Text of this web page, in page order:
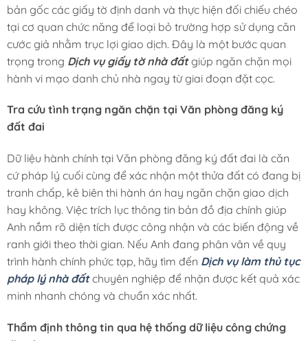
bản gốc các giấy tờ định danh và thực hiện đối chiếu chéo
tại cơ quan chức năng để loại bỏ trường hợp sử dụng căn
cước giả nhằm trục lợi giao dịch. Đây là một bước quan
trọng trong Dịch vụ giấy tờ nhà đấtgiúp ngăn chặn mọi
hành vi mạo danh chủ nhà ngay từ giai đoạn đặt cọc.
Tra cứu tình trạng ngăn chặn tại Văn phòng đăng ký
đất đai
Dữ liệu hành chính tại Văn phòng đăng ký đất đai là căn
cứ pháp lý cuối cùng để xác nhận một thửa đất có đang bị
tranh chấp, kê biên thi hành án hay ngăn chặn giao dịch
hay không. Việc trích lục thông tin bản đồ địa chính giúp
Anh nắm rõ diện tích được công nhận và các biến động về
ranh giới theo thời gian. Nếu Anh đang phân vân về quy
trình hành chính phức tạp, hãy tìm đến Dịch vụ làm thủ tục
pháp lý nhà đấtchuyên nghiệp để nhận được kết quả xác
minh nhanh chóng và chuẩn xác nhất.
Thẩm định thông tin qua hệ thống dữ liệu công chứng